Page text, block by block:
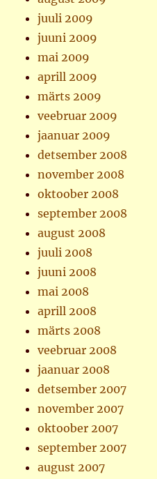
juuli 2009
juuni 2009
mai 2009
aprill 2009
märts 2009
veebruar 2009
jaanuar 2009
detsember 2008
november 2008
oktoober 2008
september 2008
august 2008
juuli 2008
juuni 2008
mai 2008
aprill 2008
märts 2008
veebruar 2008
jaanuar 2008
detsember 2007
november 2007
oktoober 2007
september 2007
august 2007